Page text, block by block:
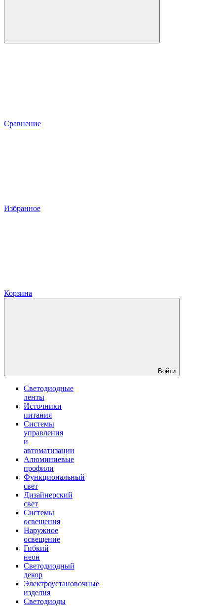
Сравнение
Избранное
Корзина
Войти
Светодиодные
ленты
Источники
питания
Системы
управления
и
автоматизации
Алюминиевые
профили
Функциональный
свет
Дизайнерский
свет
Системы
освещения
Наружное
освещение
Гибкий
неон
Светодиодный
декор
Электроустановочные
изделия
Светодиоды